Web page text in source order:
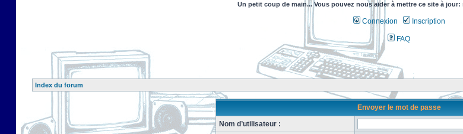
Un petit coup de main... Vous pouvez nous aider à mettre ce site à jour:
Connexion Inscription
FAQ
Index du forum
Envoyer le mot de passe
Nom d’utilisateur :